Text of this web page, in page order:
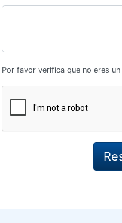
Por favor verifica que no eres